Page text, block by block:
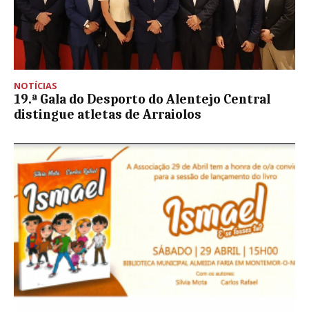
NOTÍCIAS
19.ª Gala do Desporto do Alentejo Central
distingue atletas de Arraiolos